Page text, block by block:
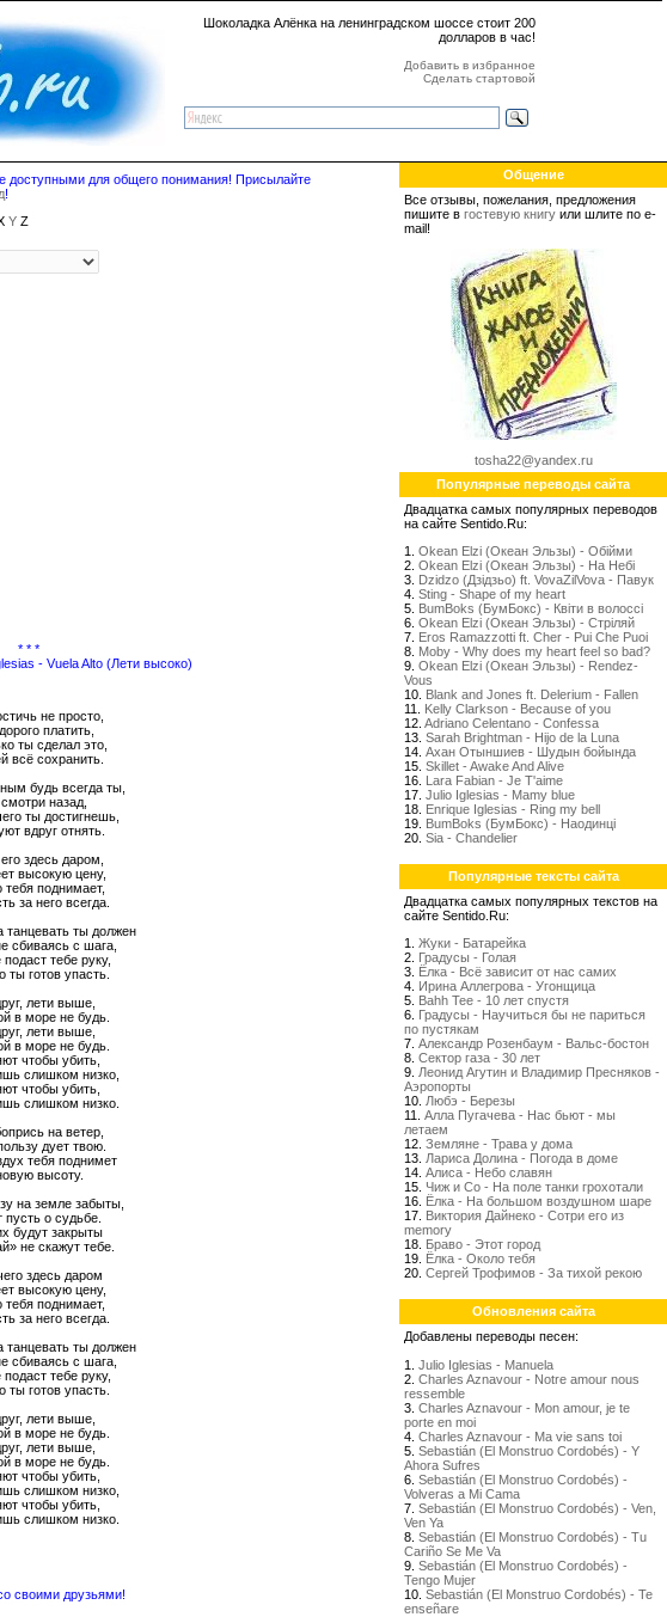
Шоколадка Алёнка на ленинградском шоссе стоит 200
долларов в час!
Добавить в избранное
Сделать стартовой
доступными для общего понимания! Присылайте
!
Y Z
* * *
- Vuela Alto (Лети высоко)
не просто,
платить,
ты сделал это,
всё сохранить.
будь всегда ты,
назад,
ты достигнешь,
вдруг отнять.
здесь даром,
высокую цену,
тебя поднимает,
за него всегда.
танцевать ты должен
сбиваясь с шага,
тебе руку,
ты готов упасть.
лети выше,
в море не будь.
лети выше,
в море не будь.
чтобы убить,
слишком низко,
чтобы убить,
слишком низко.
на ветер,
дует твою.
тебя поднимет
высоту.
на земле забыты,
о судьбе.
будут закрыты
не скажут тебе.
здесь даром
высокую цену,
тебя поднимает,
за него всегда.
танцевать ты должен
сбиваясь с шага,
тебе руку,
ты готов упасть.
лети выше,
в море не будь.
лети выше,
в море не будь.
чтобы убить,
слишком низко,
чтобы убить,
слишком низко.
своими друзьями!
Общение
Все отзывы, пожелания, предложения
пишите в гостевую книгу или шлите по e-
mail!
tosha22@yandex.ru
Популярные переводы сайта
Двадцатка самых популярных переводов
на сайте Sentido.Ru:
1. Okean Elzi (Океан Эльзы) - Обійми
2. Okean Elzi (Океан Эльзы) - На Небі
3. Dzidzo (Дзідзьо) ft. VovaZilVova - Павук
4. Sting - Shape of my heart
5. BumBoks (БумБокс) - Квіти в волоссі
6. Okean Elzi (Океан Эльзы) - Стрiляй
7. Eros Ramazzotti ft. Cher - Pui Che Puoi
8. Moby - Why does my heart feel so bad?
9. Okean Elzi (Океан Эльзы) - Rendez-
Vous
10. Blank and Jones ft. Delerium - Fallen
11. Kelly Clarkson - Because of you
12. Adriano Celentano - Confessa
13. Sarah Brightman - Hijo de la Luna
14. Ахан Отыншиев - Шудын бойында
15. Skillet - Awake And Alive
16. Lara Fabian - Je T'aime
17. Julio Iglesias - Mamy blue
18. Enrique Iglesias - Ring my bell
19. BumBoks (БумБокс) - Наодинці
20. Sia - Chandelier
Популярные тексты сайта
Двадцатка самых популярных текстов на
сайте Sentido.Ru:
1. Жуки - Батарейка
2. Градусы - Голая
3. Ёлка - Всё зависит от нас самих
4. Ирина Аллегрова - Угонщица
5. Bahh Tee - 10 лет спустя
6. Градусы - Научиться бы не париться
по пустякам
7. Александр Розенбаум - Вальс-бостон
8. Сектор газа - 30 лет
9. Леонид Агутин и Владимир Пресняков -
Аэропорты
10. Любэ - Березы
11. Алла Пугачева - Нас бьют - мы
летаем
12. Земляне - Трава у дома
13. Лариса Долина - Погода в доме
14. Алиса - Небо славян
15. Чиж и Со - На поле танки грохотали
16. Ёлка - На большом воздушном шаре
17. Виктория Дайнеко - Сотри его из
memory
18. Браво - Этот город
19. Ёлка - Около тебя
20. Сергей Трофимов - За тихой рекою
Обновления сайта
Добавлены переводы песен:
1. Julio Iglesias - Manuela
2. Charles Aznavour - Notre amour nous
ressemble
3. Charles Aznavour - Mon amour, je te
porte en moi
4. Charles Aznavour - Ma vie sans toi
5. Sebastián (El Monstruo Cordobés) - Y
Ahora Sufres
6. Sebastián (El Monstruo Cordobés) -
Volveras a Mi Cama
7. Sebastián (El Monstruo Cordobés) - Ven,
Ven Ya
8. Sebastián (El Monstruo Cordobés) - Tu
Cariño Se Me Va
9. Sebastián (El Monstruo Cordobés) -
Tengo Mujer
10. Sebastián (El Monstruo Cordobés) - Te
enseñare